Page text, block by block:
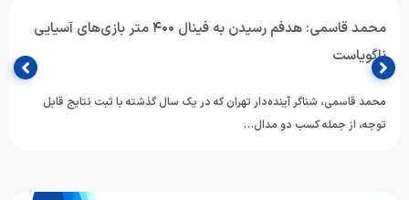
محمد قاسمی: هدفم رسیدن به فینال ۴۰۰ متر بازی‌های آسیایی
ناگویاست
محمد قاسمی، شناگر آینده‌دار تهران که در یک سال گذشته با ثبت نتایج قابل
توجه، از جمله کسب دو مدال…